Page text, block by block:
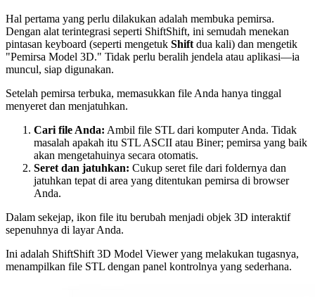
Hal pertama yang perlu dilakukan adalah membuka pemirsa.
Dengan alat terintegrasi seperti ShiftShift, ini semudah menekan
pintasan keyboard (seperti mengetuk Shift dua kali) dan mengetik
"Pemirsa Model 3D." Tidak perlu beralih jendela atau aplikasi—ia
muncul, siap digunakan.
Setelah pemirsa terbuka, memasukkan file Anda hanya tinggal
menyeret dan menjatuhkan.
Cari file Anda: Ambil file STL dari komputer Anda. Tidak
masalah apakah itu STL ASCII atau Biner; pemirsa yang baik
akan mengetahuinya secara otomatis.
Seret dan jatuhkan: Cukup seret file dari foldernya dan
jatuhkan tepat di area yang ditentukan pemirsa di browser
Anda.
Dalam sekejap, ikon file itu berubah menjadi objek 3D interaktif
sepenuhnya di layar Anda.
Ini adalah ShiftShift 3D Model Viewer yang melakukan tugasnya,
menampilkan file STL dengan panel kontrolnya yang sederhana.